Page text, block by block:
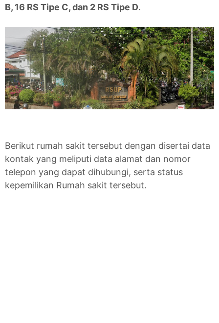
B, 16 RS Tipe C, dan 2 RS Tipe D.
Berikut rumah sakit tersebut dengan disertai data
kontak yang meliputi data alamat dan nomor
telepon yang dapat dihubungi, serta status
kepemilikan Rumah sakit tersebut.